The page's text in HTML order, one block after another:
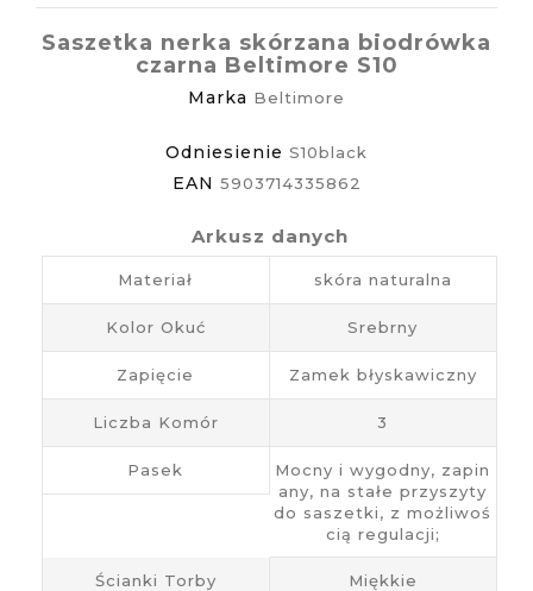
Saszetka nerka skórzana biodrówka
czarna Beltimore S10
Marka Beltimore
Odniesienie S10black
EAN 5903714335862
Arkusz danych
Materiał skóra naturalna
Kolor Okuć Srebrny
Zapięcie Zamek błyskawiczny
Liczba Komór 3
Pasek
Mocny i wygodny, zapin
any, na stałe przyszyty
do saszetki, z możliwoś
cią regulacji;
Ścianki Torby Miękkie